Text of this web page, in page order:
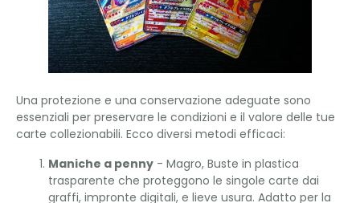
Una protezione e una conservazione adeguate sono
essenziali per preservare le condizioni e il valore delle tue
carte collezionabili. Ecco diversi metodi efficaci:
Maniche a penny - Magro, Buste in plastica
trasparente che proteggono le singole carte dai
graffi, impronte digitali, e lieve usura. Adatto per la